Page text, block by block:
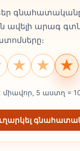
ավելի արագ
★
★
★
միավոր, 5 աստղ =